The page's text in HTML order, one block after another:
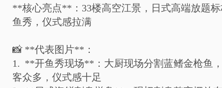
**核心亮点** ： 33楼高空江景，日式高端放题
鱼秀，仪式感拉满
📸 **代表图片** ：
1. **开鱼秀现场** ：大厨现场分割蓝鳍金枪鱼
客众多，仪式感十足